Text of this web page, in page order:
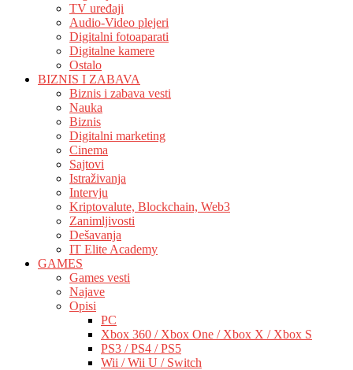
TV uređaji
Audio-Video plejeri
Digitalni fotoaparati
Digitalne kamere
Ostalo
BIZNIS I ZABAVA
Biznis i zabava vesti
Nauka
Biznis
Digitalni marketing
Cinema
Sajtovi
Istraživanja
Intervju
Kriptovalute, Blockchain, Web3
Zanimljivosti
Dešavanja
IT Elite Academy
GAMES
Games vesti
Najave
Opisi
PC
Xbox 360 / Xbox One / Xbox X / Xbox S
PS3 / PS4 / PS5
Wii / Wii U / Switch